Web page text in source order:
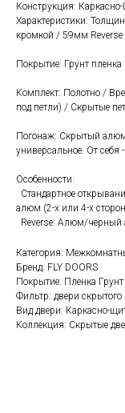
Конструкция:
Характеристики:
кромкой / 59мм Reverse
Покрытие: Грунт
Комплект: Полотно /
под петли) / Скрытые
Погонаж: Скрытый
универсальное. От себя
Особенности:
Стандартное
алюм (2-х или 4-х
Reverse: Алюм/черный
Категория:
Бренд: FLY DOORS
Покрытие: Пленка Грунт
Фильтр: двери
Вид двери: Каркасно-
Коллекция: Скрытые